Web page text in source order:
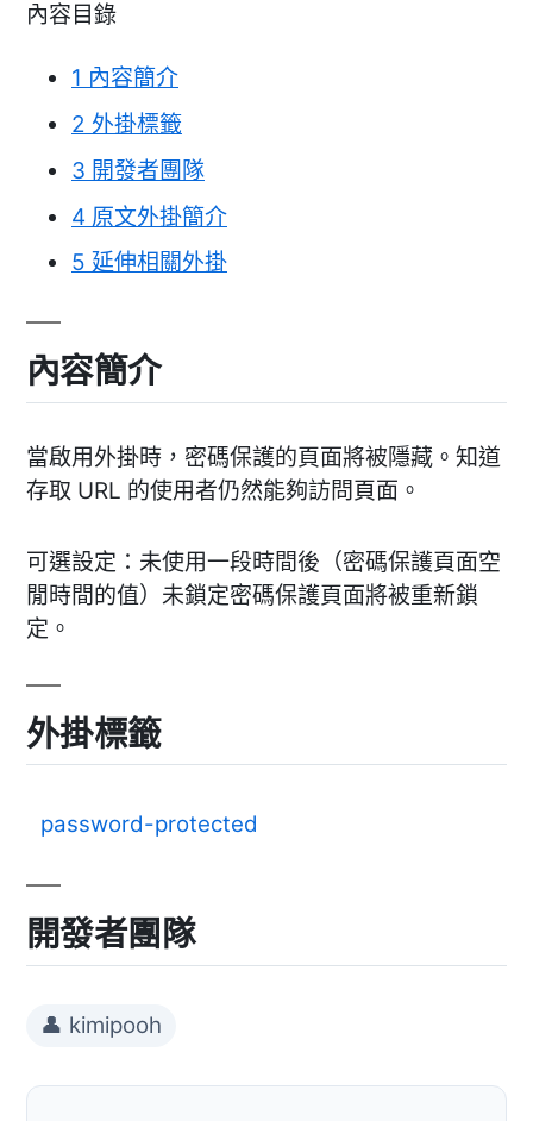
內容目錄
1 內容簡介
2 外掛標籤
3 開發者團隊
4 原文外掛簡介
5 延伸相關外掛
內容簡介
當啟用外掛時，密碼保護的頁面將被隱藏。知道
存取 URL 的使用者仍然能夠訪問頁面。
可選設定：未使用一段時間後（密碼保護頁面空
閒時間的值）未鎖定密碼保護頁面將被重新鎖
定。
外掛標籤
password-protected
開發者團隊
👤 kimipooh